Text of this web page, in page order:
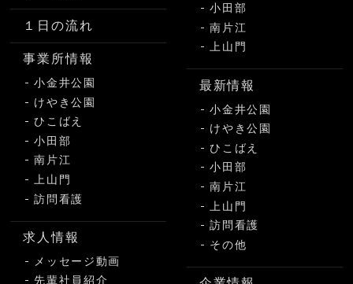
１日の流れ
事業所情報
小金井公園
けやき公園
ひこばえ
小田部
南片江
上山門
訪問看護
求人情報
メッセージ動画
先輩社員紹介
小田部
南片江
上山門
最新情報
小金井公園
けやき公園
ひこばえ
小田部
南片江
上山門
訪問看護
その他